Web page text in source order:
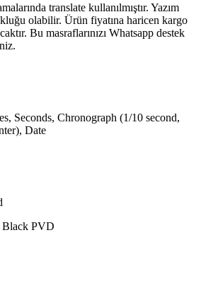
translate kullanılmıştır. Yazım
olabilir. Ürün fiyatına haricen kargo
Bu masraflarınızı Whatsapp destek
Seconds, Chronograph (1/10 second,
Date
Black PVD